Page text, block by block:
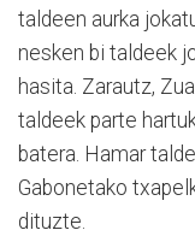
taldeen aurka
nesken bi taldeek
hasita. Zarautz,
taldeek parte
batera. Hamar
Gabonetako
dituzte.